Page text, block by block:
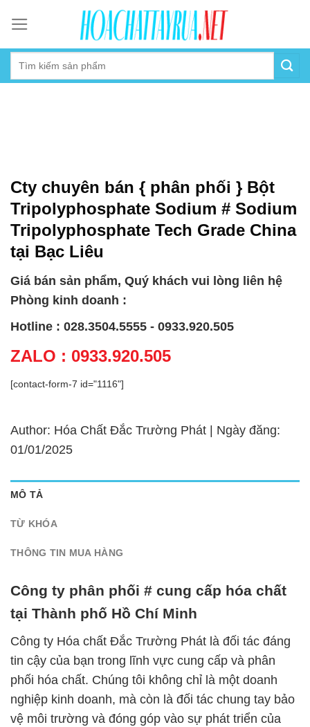
content
Cty chuyên bán { phân phối } Bột
Tripolyphosphate Sodium # Sodium
Tripolyphosphate Tech Grade China
tại Bạc Liêu
Giá bán sản phẩm, Quý khách vui lòng liên hệ
Phòng kinh doanh :
Hotline : 028.3504.5555 - 0933.920.505
ZALO : 0933.920.505
[contact-form-7 id="1116"]
Author: Hóa Chất Đắc Trường Phát | Ngày đăng:
01/01/2025
MÔ TẢ
TỪ KHÓA
THÔNG TIN MUA HÀNG
Công ty phân phối # cung cấp hóa chất
tại Thành phố Hồ Chí Minh
Công ty Hóa chất Đắc Trường Phát là đối tác đáng
tin cậy của bạn trong lĩnh vực cung cấp và phân
phối hóa chất. Chúng tôi không chỉ là một doanh
nghiệp kinh doanh, mà còn là đối tác chung tay bảo
vệ môi trường và đóng góp vào sự phát triển của